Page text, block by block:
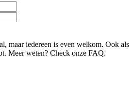
maar iedereen is even welkom. Ook als
Meer weten? Check onze FAQ.